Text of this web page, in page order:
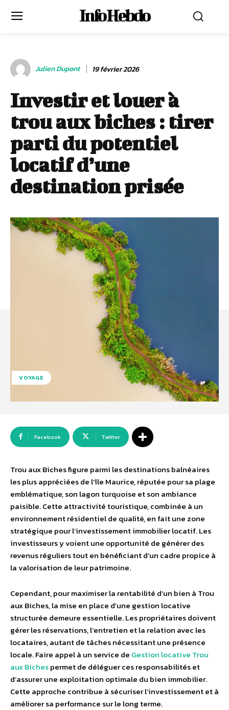
Info Hebdo
Julien Dupont 19 février 2026
Investir et louer à
trou aux biches : tirer
parti du potentiel
locatif d’une
destination prisée
VOYAGE
Facebook Twitter
Trou aux Biches figure parmi les destinations balnéaires
les plus appréciées de l’île Maurice, réputée pour sa plage
emblématique, son lagon turquoise et son ambiance
paisible. Cette attractivité touristique, combinée à un
environnement résidentiel de qualité, en fait une zone
stratégique pour l’investissement immobilier locatif. Les
investisseurs y voient une opportunité de générer des
revenus réguliers tout en bénéficiant d’un cadre propice à
la valorisation de leur patrimoine.
Cependant, pour maximiser la rentabilité d’un bien à Trou
aux Biches, la mise en place d’une gestion locative
structurée demeure essentielle. Les propriétaires doivent
gérer les réservations, l’entretien et la relation avec les
locataires, autant de tâches nécessitant une présence
locale. Faire appel à un service de Gestion locative Trou
aux Bichespermet de déléguer ces responsabilités et
d’assurer une exploitation optimale du bien immobilier.
Cette approche contribue à sécuriser l’investissement et à
améliorer sa performance sur le long terme.